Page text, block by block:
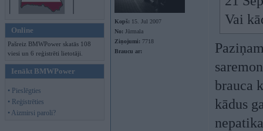
Online
Pašreiz BMWPower skatās 108
viesi un 6 reģistrēti lietotāji.
Ienākt BMWPower
• Pieslēgties
• Reģistrēties
• Aizmirsi paroli?
Kopš: 15. Jul 2007
No: Jūrmala
Ziņojumi: 7718
Braucu ar:
Vai
brauca
kādus